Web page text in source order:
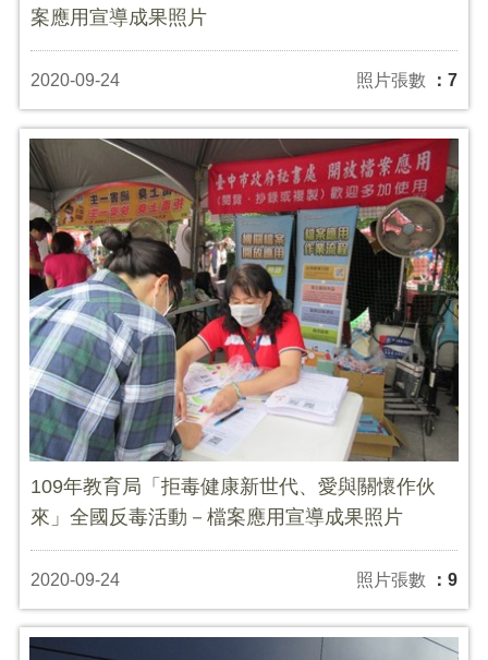
案應用宣導成果照片
2020-09-24 照片張數 ：7
109年教育局「拒毒健康新世代、愛與關懷作伙
來」全國反毒活動－檔案應用宣導成果照片
2020-09-24 照片張數 ：9